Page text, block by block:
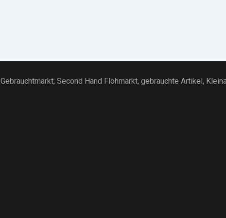
Gebrauchtmarkt, Second Hand Flohmarkt, gebrauchte Artikel,